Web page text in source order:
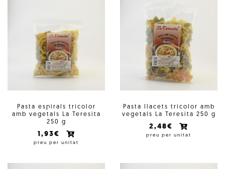
Pasta espirals tricolor
amb vegetals La Teresita
250 g
1,93€
preu per unitat
Pasta llacets tricolor amb
vegetals La Teresita 250 g
2,48€
preu per unitat